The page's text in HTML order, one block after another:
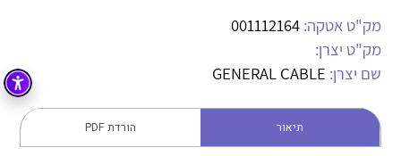
מיתוג, בקרה , ואינסטלציה חשמלית ופעילה ב7 תחומים:
חשמל
קופסאות וארונות לחשמל, בקרה ואלקטרוניקה
לכל מוצרי היצרן לכל מוצרי היצרן
מק"ט אטקה: 001112164
מק"ט יצרן:
שם יצרן: GENERAL CABLE
תיאור הורדת PDF